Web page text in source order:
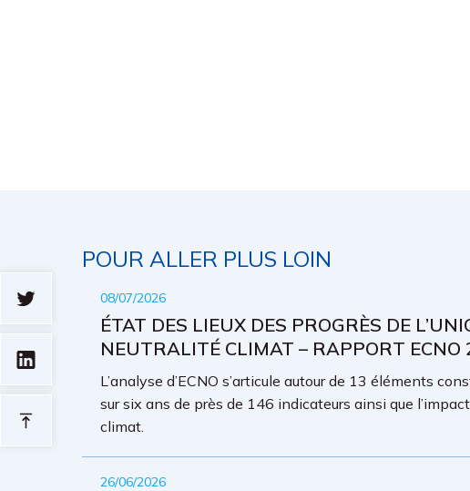
POUR ALLER PLUS LOIN
08/07/2026
ÉTAT DES LIEUX DES PROGRÈS DE
NEUTRALITÉ CLIMAT – RAPPORT ECNO
L’analyse d’ECNO s’articule autour de 13 éléments
sur six ans de près de 146 indicateurs ainsi que
climat.
26/06/2026